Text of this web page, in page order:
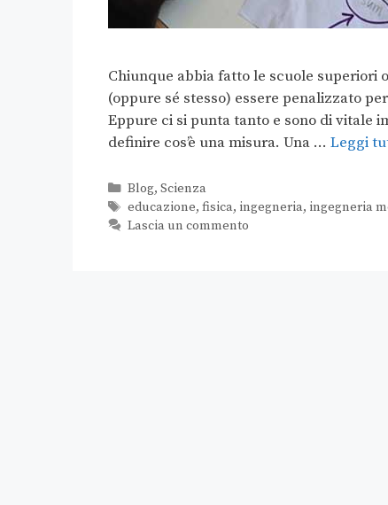
Chiunque abbia fatto le scuole superiori
(oppure sé stesso) essere penalizzato
Eppure ci si punta tanto e sono di vitale
definire cos’è una misura. Una … Leggi
Blog, Scienza
educazione, fisica, ingegneria, ingegneria
Lascia un commento